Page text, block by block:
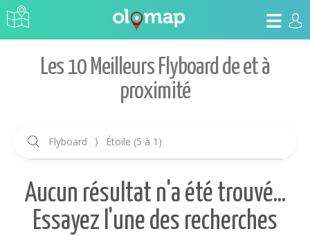
Les 10 Meilleurs Flyboard de et à
proximité
Flyboard ⟩ Étoile (5 à 1)
Aucun résultat n'a été trouvé...
Essayez l'une des recherches